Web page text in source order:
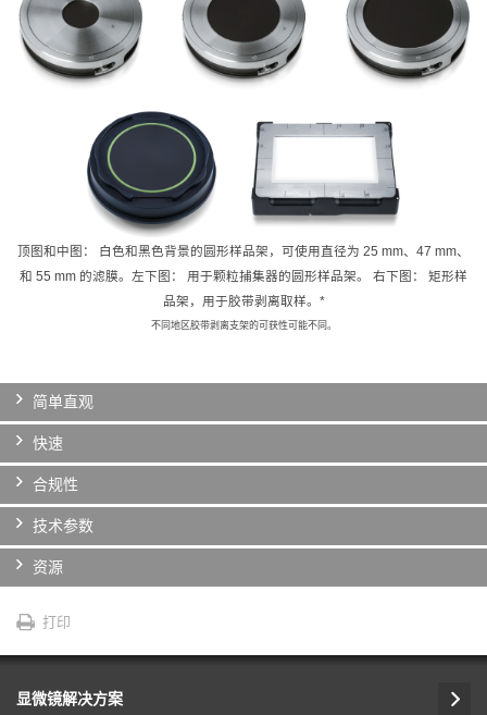
顶图和中图： 白色和黑色背景的圆形样品架，可使用直径为 25 mm、47 mm、
和 55 mm 的滤膜。左下图： 用于颗粒捕集器的圆形样品架。 右下图： 矩形样
品架，用于胶带剥离取样。*
不同地区胶带剥离支架的可获性可能不同。
简单直观
快速
合规性
技术参数
资源
打印
显微镜解决方案